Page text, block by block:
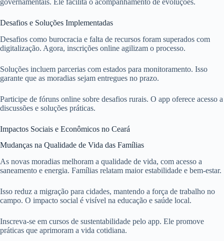
Desafios e Soluções Implementadas
Desafios como burocracia e falta de recursos foram superados com
digitalização. Agora, inscrições online agilizam o processo.
Soluções incluem parcerias com estados para monitoramento. Isso
garante que as moradias sejam entregues no prazo.
Participe de fóruns online sobre desafios rurais. O app oferece acesso a
discussões e soluções práticas.
Impactos Sociais e Econômicos no Ceará
Mudanças na Qualidade de Vida das Famílias
As novas moradias melhoram a qualidade de vida, com acesso a
saneamento e energia. Famílias relatam maior estabilidade e bem-estar.
Isso reduz a migração para cidades, mantendo a força de trabalho no
campo. O impacto social é visível na educação e saúde local.
Inscreva-se em cursos de sustentabilidade pelo app. Ele promove
práticas que aprimoram a vida cotidiana.